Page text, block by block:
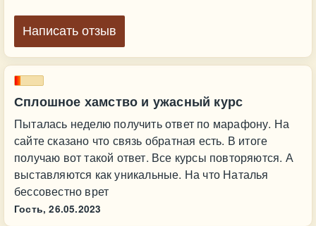
Сплошное хамство и ужасный курс
Пыталась неделю получить ответ по марафону. На
сайте сказано что связь обратная есть. В итоге
получаю вот такой ответ. Все курсы повторяются. А
выставляются как уникальные. На что Наталья
бессовестно врет
Гость, 26.05.2023
Написать отзыв